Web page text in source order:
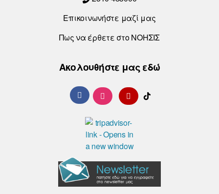
Επικοινωνήστε μαζί μας
Πως να έρθετε στο ΝΟΗΣΙΣ
Ακολουθήστε μας εδώ